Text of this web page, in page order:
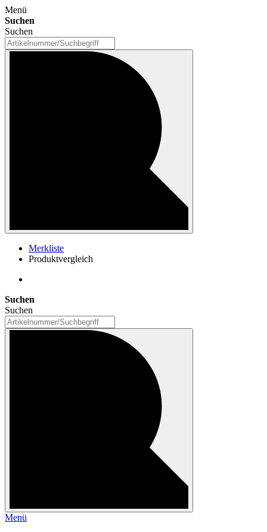
Menü
Suchen
Suchen
Merkliste
Produktvergleich
Suchen
Suchen
Menü